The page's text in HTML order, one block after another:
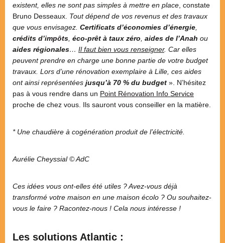
existent, elles ne sont pas simples à mettre en place , constate
Bruno Desseaux. Tout dépend de vos revenus et des travaux
que vous envisagez. Certificats d’économies d’énergie
crédits d’impôts éco-prêt à taux zéro aides de l’Anah ou
aides régionales… Il faut bien vous renseigner. Car elles
peuvent prendre en charge une bonne partie de votre budget
travaux. Lors d’une rénovation exemplaire à Lille, ces aides
ont ainsi représentées jusqu’à 70 % du budget ». N’hésitez
pas à vous rendre dans un Point Rénovation Info Service
proche de chez vous. Ils sauront vous conseiller en la matière.
* Une chaudière à cogénération produit de l’électricité.
Aurélie Cheyssial © AdC
Ces idées vous ont-elles été utiles ? Avez-vous déjà
transformé votre maison en une maison écolo ? Ou souhaitez-
vous le faire ? Racontez-nous ! Cela nous intéresse !
Les solutions Atlantic :